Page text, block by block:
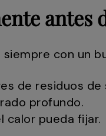
antes
con un
de residuos de
profundo.
calor pueda fijar.